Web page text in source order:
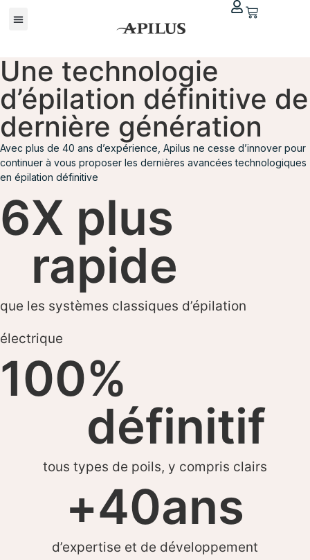
Une technologie
d’épilation définitive de
dernière génération
Avec plus de 40 ans d’expérience, Apilus ne cesse d’innover pour
continuer à vous proposer les dernières avancées technologiques
en épilation définitive
que les systèmes classiques d’épilation
électrique
6X plus
rapide
tous types de poils, y compris clairs
100%
définitif
d’expertise et de développement
+40ans